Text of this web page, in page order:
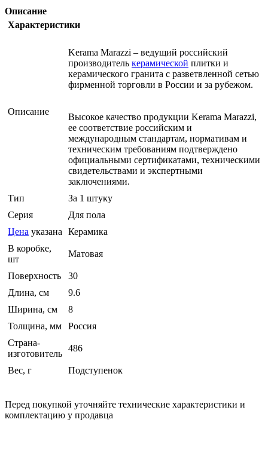
Описание
Характеристики
Описание
Kerama Marazzi – ведущий российский
производитель керамической плитки и
керамического гранита с разветвленной сетью
фирменной торговли в России и за рубежом.
Высокое качество продукции Kerama Marazzi,
ее соответствие российским и
международным стандартам, нормативам и
техническим требованиям подтверждено
официальными сертификатами, техническими
свидетельствами и экспертными
заключениями.
Тип
За 1 штуку
Серия
Для пола
Цена указана Керамика
В коробке,
шт
Матовая
Поверхность
30
Длина, см
9.6
Ширина, см
8
Толщина, мм
Россия
Страна-
изготовитель
486
Вес, г Подступенок
Перед покупкой уточняйте технические характеристики и
комплектацию у продавца